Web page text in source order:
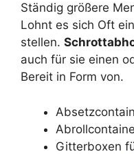
Ständig größere
Lohnt es sich Oft
stellen.
auch für sie einen
Bereit in Form von.
Gitterboxen